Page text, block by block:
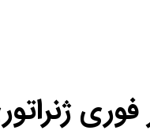
ژنراتوری 100